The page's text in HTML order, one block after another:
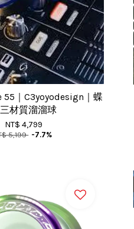
55｜C3yoyodesign｜蝶
材質溜溜球
NT$ 4,799
5,199 -7.7%